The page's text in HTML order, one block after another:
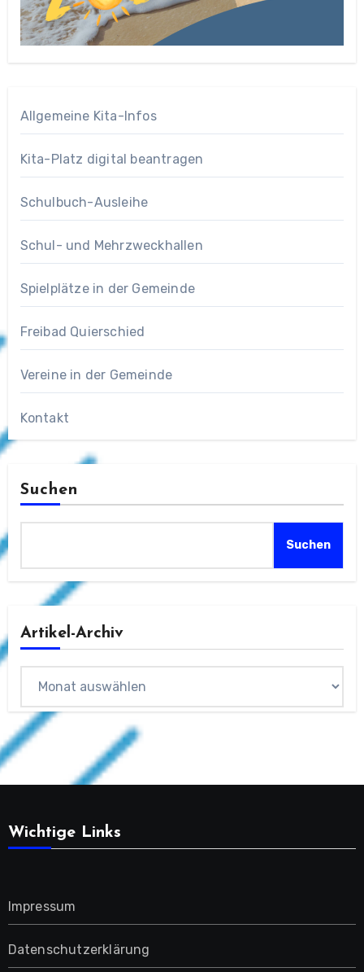
Allgemeine Kita-Infos
Kita-Platz digital beantragen
Schulbuch-Ausleihe
Schul- und Mehrzweckhallen
Spielplätze in der Gemeinde
Freibad Quierschied
Vereine in der Gemeinde
Kontakt
Suchen
Suchen
Artikel-Archiv
Wichtige Links
Impressum
Datenschutzerklärung